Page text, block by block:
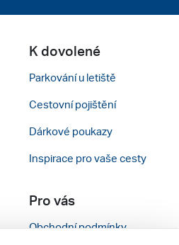
K dovolené
Parkování u letiště
Cestovní pojištění
Dárkové poukazy
Inspirace pro vaše cesty
Pro vás
Obchodní podmínky